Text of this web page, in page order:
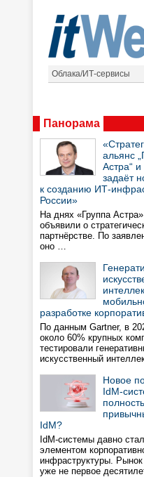
Облака/ИТ-сервисы
Панорама
альянс
Астра“
задаёт
к созданию ИТ-
России»
На днях «Группа
объявили о
партнёрстве. По
оно …
разработке
По данным Gartner, в
около 60% крупных
тестировали
искусственный
Новое
IdM-
IdM?
IdM-системы давно
элементом
инфраструктуры. Рынок
уже не первое